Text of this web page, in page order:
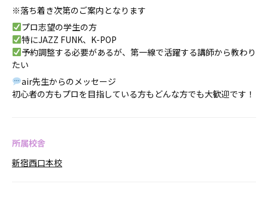
※落ち着き次第のご案内となります
プロ志望の学生の方
特にJAZZ FUNK、K-POP
予約調整する必要があるが、第一線で活躍する講師から教わり
たい
air先生からのメッセージ
初心者の方もプロを目指している方もどんな方でも大歓迎です！
所属校舎
新宿西口本校